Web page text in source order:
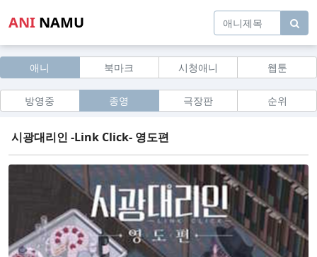
ANI NAMU
애니 북마크 시청애니 웹툰
방영중 종영 극장판 순위
시광대리인 -Link Click- 영도편